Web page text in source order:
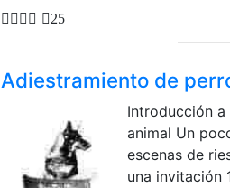
25
Adiestramiento de
Introducción
animal Un
escenas de
una invitación